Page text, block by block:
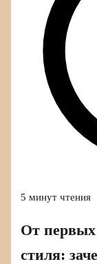
5 минут чтения
От первых
стиля: